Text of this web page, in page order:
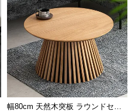
幅80cm 天然木突板 ラウンドセン